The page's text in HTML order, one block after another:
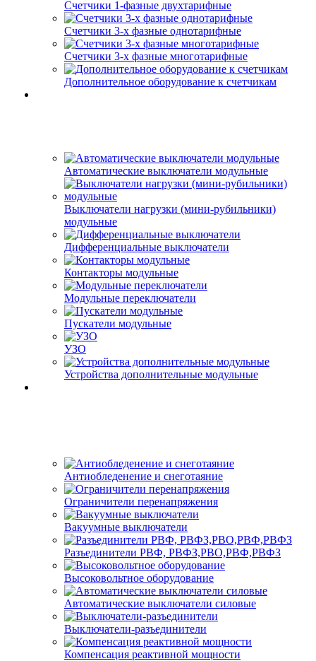
Счетчики 1-фазные двухтарифные
Счетчики 3-х фазные однотарифные
Счетчики 3-х фазные многотарифные
Дополнительное оборудование к счетчикам
Автоматические выключатели модульные
Выключатели нагрузки (мини-рубильники)
модульные
Дифференциальные выключатели
Контакторы модульные
Модульные переключатели
Пускатели модульные
УЗО
Устройства дополнительные модульные
Антиобледенение и снеготаяние
Ограничители перенапряжения
Вакуумные выключатели
Разъединители РВФ, РВФЗ,РВО,РВФ,РВФЗ
Высоковольтное оборудование
Автоматические выключатели cиловые
Выключатели-разъединители
Компенсация реактивной мощности